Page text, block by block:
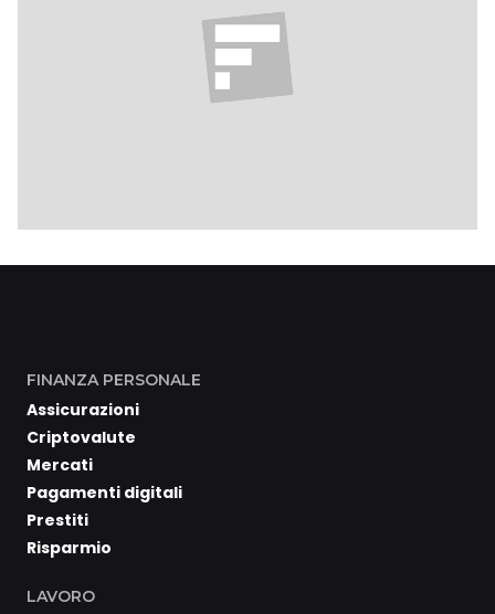
FINANZA PERSONALE
Assicurazioni
Criptovalute
Mercati
Pagamenti digitali
Prestiti
Risparmio
LAVORO